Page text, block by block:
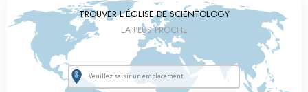
TROUVER L’ÉGLISE DE SCIENTOLOGY
LA PLUS PROCHE